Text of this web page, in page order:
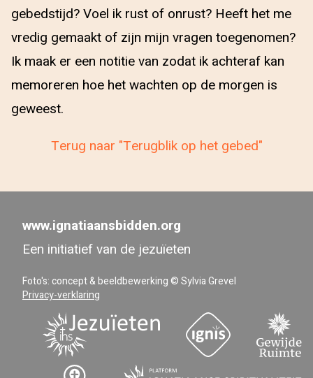
gebedstijd? Voel ik rust of onrust? Heeft het me
vredig gemaakt of zijn mijn vragen toegenomen?
Ik maak er een notitie van zodat ik achteraf kan
memoreren hoe het wachten op de morgen is
geweest.
Terug naar "Terugblik op het gebed"
www.ignatiaansbidden.org
Een initiatief van de jezuïeten
Foto's: concept & beeldbewerking © Sylvia Grevel
Privacy-verklaring